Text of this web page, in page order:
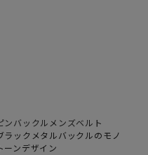
ンバックルメンズベルト
ラックメタルバックルのモノ
ーンデザイン